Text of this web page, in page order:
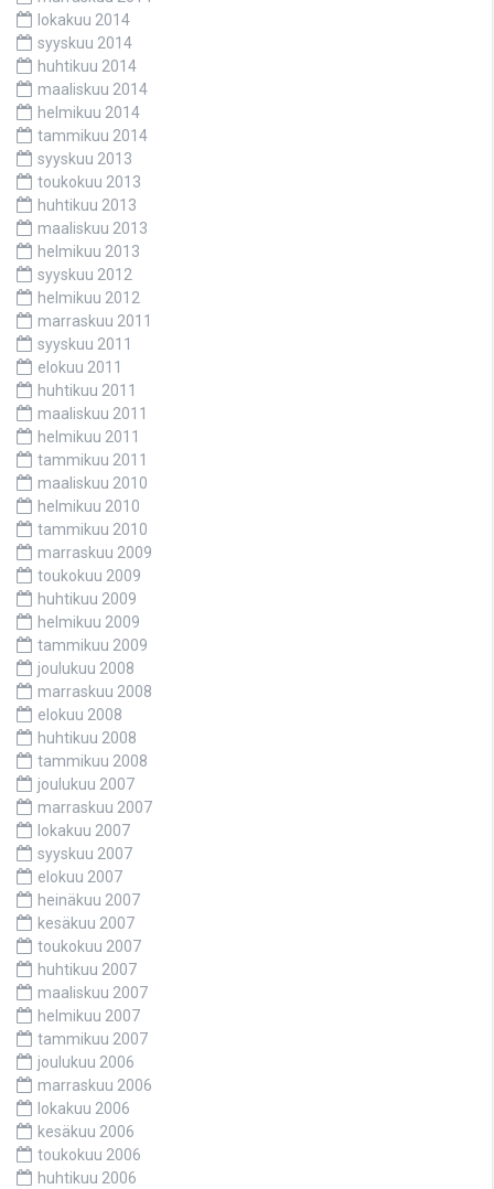
lokakuu 2014
syyskuu 2014
huhtikuu 2014
maaliskuu 2014
helmikuu 2014
tammikuu 2014
syyskuu 2013
toukokuu 2013
huhtikuu 2013
maaliskuu 2013
helmikuu 2013
syyskuu 2012
helmikuu 2012
marraskuu 2011
syyskuu 2011
elokuu 2011
huhtikuu 2011
maaliskuu 2011
helmikuu 2011
tammikuu 2011
maaliskuu 2010
helmikuu 2010
tammikuu 2010
marraskuu 2009
toukokuu 2009
huhtikuu 2009
helmikuu 2009
tammikuu 2009
joulukuu 2008
marraskuu 2008
elokuu 2008
huhtikuu 2008
tammikuu 2008
joulukuu 2007
marraskuu 2007
lokakuu 2007
syyskuu 2007
elokuu 2007
heinäkuu 2007
kesäkuu 2007
toukokuu 2007
huhtikuu 2007
maaliskuu 2007
helmikuu 2007
tammikuu 2007
joulukuu 2006
marraskuu 2006
lokakuu 2006
kesäkuu 2006
toukokuu 2006
huhtikuu 2006